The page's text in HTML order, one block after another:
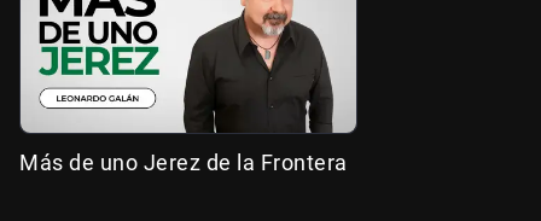
Más de uno Jerez de la Frontera